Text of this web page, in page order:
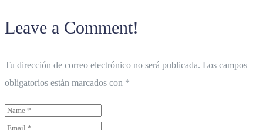
Leave a Comment!
Tu dirección de correo electrónico no será publicada. Los campos
obligatorios están marcados con *